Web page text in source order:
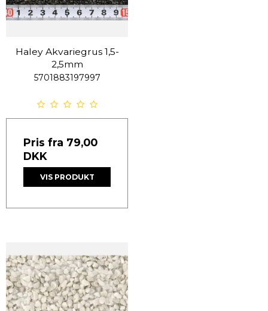
Haley Akvariegrus 1,5-
2,5mm
5701883197997
Pris fra 79,00
DKK
VIS PRODUKT